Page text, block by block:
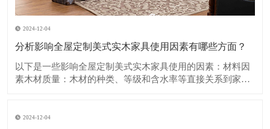
2024-12-04
分析影响全屋定制美式实木家具使用因素有哪些方面？
​以下是一些影响全屋定制美式实木家具使用的因素：​材料因
素木材质量：木材的种类、等级和含水率等直接关系到家具
果木材含水率过高，在使用过程中容易出现开裂、变形等问
2024-12-04